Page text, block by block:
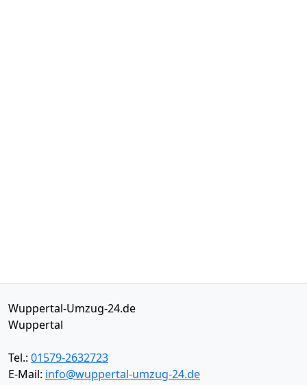
Wuppertal-Umzug-24.de
Wuppertal
Tel.: 01579-2632723
E-Mail: info@wuppertal-umzug-24.de